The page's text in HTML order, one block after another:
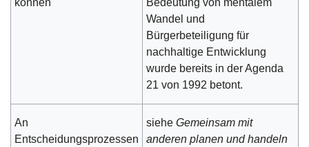
können
Bedeutung von mentalem
Wandel und
Bürgerbeteiligung für
nachhaltige Entwicklung
wurde bereits in der Agenda
21 von 1992 betont.
An
Entscheidungsprozessen
siehe Gemeinsam mit
anderen planen und handeln